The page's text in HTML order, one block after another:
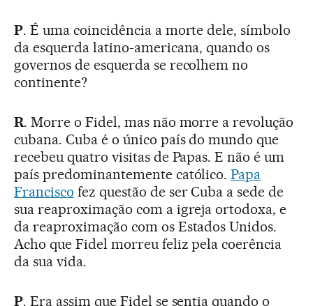
P. É uma coincidência a morte dele, símbolo
da esquerda latino-americana, quando os
governos de esquerda se recolhem no
continente?
R. Morre o Fidel, mas não morre a revolução
cubana. Cuba é o único país do mundo que
recebeu quatro visitas de Papas. E não é um
país predominantemente católico.Papa
Francisco fez questão de ser Cuba a sede de
sua reaproximação com a igreja ortodoxa, e
da reaproximação com os Estados Unidos.
Acho que Fidel morreu feliz pela coerência
da sua vida.
P. Era assim que Fidel se sentia quando o